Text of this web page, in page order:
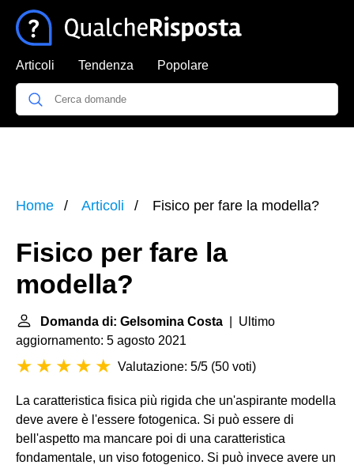
Articoli Tendenza Popolare
Home Articoli Fisico per fare la modella?
Fisico per fare la
modella?
Domanda di: Gelsomina Costa | Ultimo
aggiornamento: 5 agosto 2021
Valutazione: 5/5 (50 voti)
La caratteristica fisica più rigida che un'aspirante modella
deve avere è l'essere fotogenica. Si può essere di
bell'aspetto ma mancare poi di una caratteristica
fondamentale, un viso fotogenico. Si può invece avere un